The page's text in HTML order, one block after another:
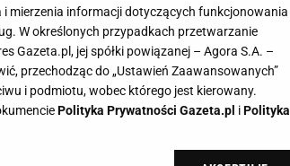
mierzenia informacji dotyczących funkcjonowania
W określonych przypadkach przetwarzanie
Gazeta.pl, jej spółki powiązanej – Agora S.A. –
przechodząc do „Ustawień Zaawansowanych”
i podmiotu, wobec którego jest kierowany.
Polityka Prywatności Gazeta.pl iPolityka